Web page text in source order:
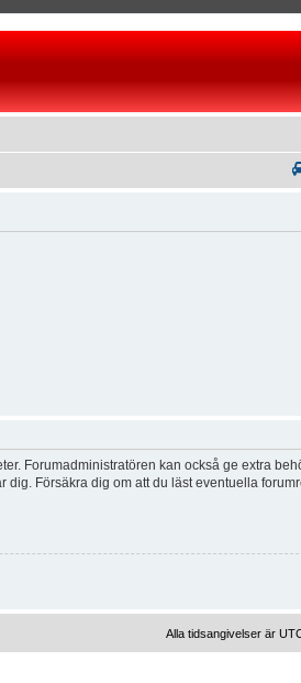
Forumadministratören kan också ge extra
Försäkra dig om att du läst eventuella
Alla tidsangivelser är